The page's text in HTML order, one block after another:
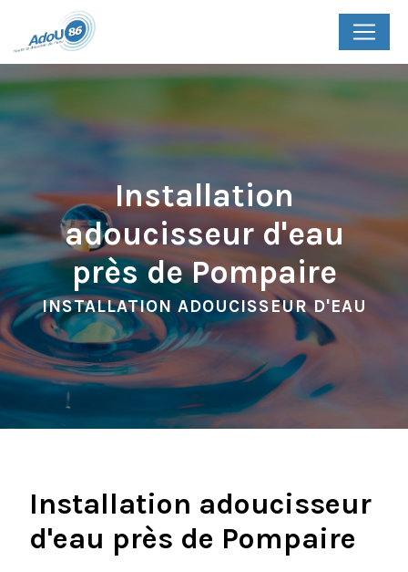
Installation
adoucisseur d'eau
près de Pompaire
INSTALLATION ADOUCISSEUR D'EAU
Installation adoucisseur
d'eau près de Pompaire
Panneau de gestion des cookies